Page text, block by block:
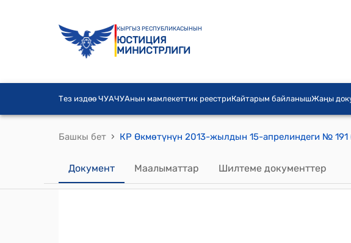
КЫРГЫЗ РЕСПУБЛИКАСЫНЫН
ЮСТИЦИЯ
МИНИСТРЛИГИ
Тез издөө ЧУАЧУАнын мамлекеттик реестриКайтарым байланышЖаңы
Башкы бет ›
Документ Маалыматтар Шилтеме документтер